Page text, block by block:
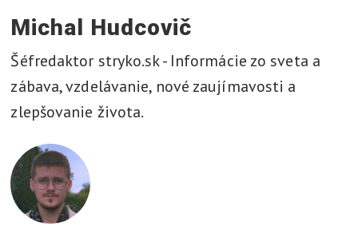
Michal Hudcovič
Šéfredaktor stryko.sk - Informácie zo sveta a
zábava, vzdelávanie, nové zaujímavosti a
zlepšovanie života.